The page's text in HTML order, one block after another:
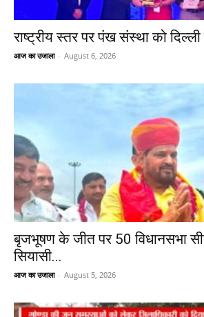
राष्ट्रीय स्तर पर पंख संस्था को दिल्ली
आज का उजाला - August 6, 2026
बृजभूषण के जीत पर 50 विधानसभा
सियासी...
आज का उजाला - August 5, 2026